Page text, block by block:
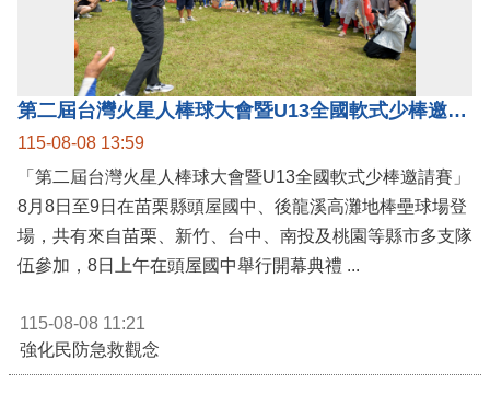
第二屆台灣火星人棒球大會暨U13全國軟式少棒邀請賽在苗栗舉辦
115-08-08 13:59
「第二屆台灣火星人棒球大會暨U13全國軟式少棒邀請賽」
8月8日至9日在苗栗縣頭屋國中、後龍溪高灘地棒壘球場登
場，共有來自苗栗、新竹、台中、南投及桃園等縣市多支隊
伍參加，8日上午在頭屋國中舉行開幕典禮 ...
115-08-08 11:21
強化民防急救觀念